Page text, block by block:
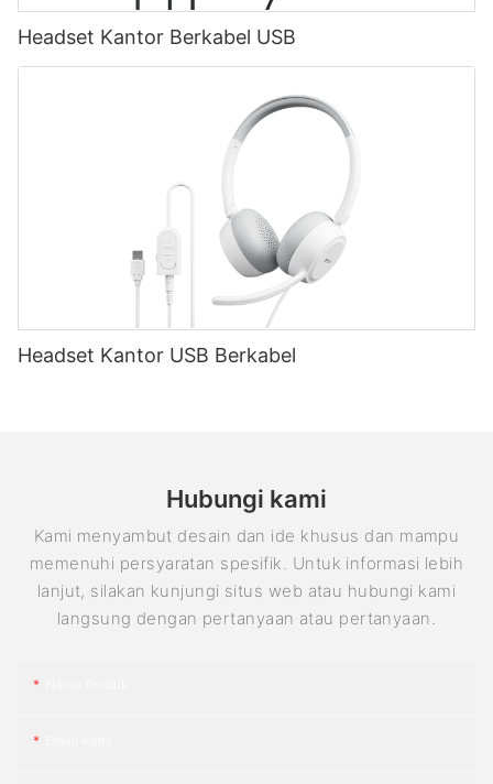
Headset Kantor Berkabel USB
Headset Kantor USB Berkabel
Hubungi kami
Kami menyambut desain dan ide khusus dan mampu
memenuhi persyaratan spesifik. Untuk informasi lebih
lanjut, silakan kunjungi situs web atau hubungi kami
langsung dengan pertanyaan atau pertanyaan.